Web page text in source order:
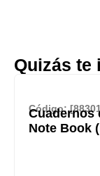
Quizás te
Código:
Cuadernos
Note Book